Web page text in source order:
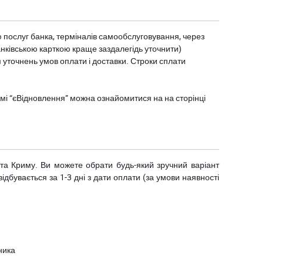
банка, терміналів самообслуговування, через
карткою краще заздалегідь уточнити)
уточнень умов оплати і доставки. Строки сплати
“єВідновлення” можна ознайомитися на на сторінці
Криму. Ви можете обрати будь-який зручний варіант
за 1-3 дні з дати оплати (за умови наявності